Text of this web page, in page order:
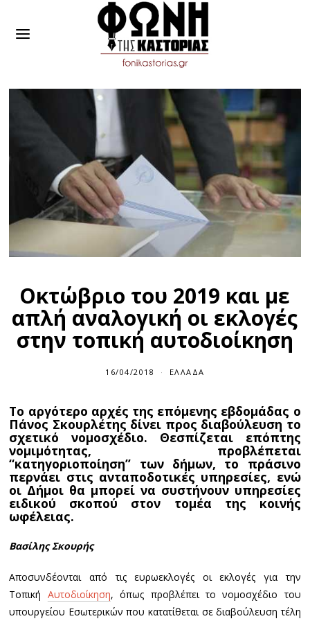
Οκτώβριο του 2019 και με
απλή αναλογική οι εκλογές
στην τοπική αυτοδιοίκηση
16/04/2018 ΕΛΛΆΔΑ
Το αργότερο αρχές της επόμενης εβδομάδας ο
Πάνος Σκουρλέτης δίνει προς διαβούλευση το
σχετικό νομοσχέδιο. Θεσπίζεται επόπτης
νομιμότητας, προβλέπεται
“κατηγοριοποίηση” των δήμων, το πράσινο
περνάει στις ανταποδοτικές υπηρεσίες, ενώ
οι Δήμοι θα μπορεί να συστήνουν υπηρεσίες
ειδικού σκοπού στον τομέα της κοινής
ωφέλειας.
Βασίλης Σκουρής
Αποσυνδέονται από τις ευρωεκλογές οι εκλογές για την
Τοπική Αυτοδιοίκηση, όπως προβλέπει το νομοσχέδιο του
υπουργείου Εσωτερικών που κατατίθεται σε διαβούλευση τέλη